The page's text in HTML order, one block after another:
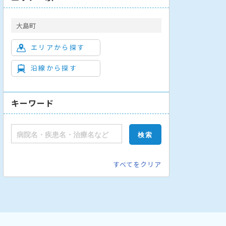
大島町
エリアから探す
沿線から探す
キーワード
すべてをクリア